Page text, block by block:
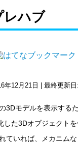
レハブ
年12月21日 | 最終更新
3Dモデルを表示する
した3Dオブジェクトを
ていれば、メカニム